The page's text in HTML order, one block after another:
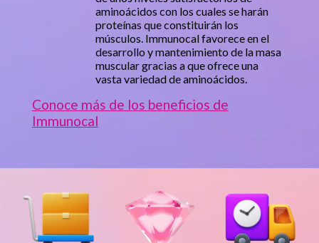
aminoácidos con los cuales se harán
proteínas que constituirán los
músculos. Immunocal favorece en el
desarrollo y mantenimiento de la masa
muscular gracias a que ofrece una
vasta variedad de aminoácidos.
Conoce más de los beneficios de
Immunocal